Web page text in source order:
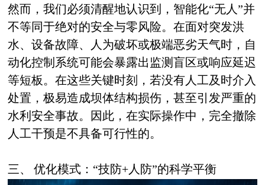
然而，我们必须清醒地认识到，智能化“无人”并
不等同于绝对的安全与零风险。在面对突发洪
水、设备故障、人为破坏或极端恶劣天气时，自
动化控制系统可能会暴露出监测盲区或响应延迟
等短板。在这些关键时刻，若没有人工及时介入
处置，极易造成坝体结构损伤，甚至引发严重的
水利安全事故。因此，在实际操作中，完全撤除
人工干预是不具备可行性的。
三、 优化模式：“技防+人防”的科学平衡